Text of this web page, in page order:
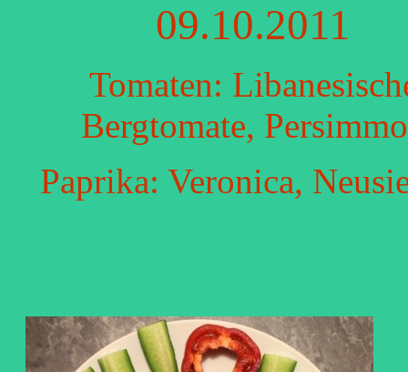
09.10.2011
Tomaten:
Bergtomate,
Paprika: Veronica,